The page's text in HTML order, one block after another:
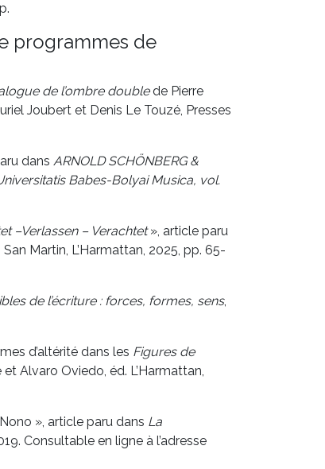
programmes de
de l’ombre doublede Pierre
Joubert et Denis Le Touzé, Presses
dans ARNOLD SCHÖNBERG &
Babes-Bolyai Musica, vol.
–Verlassen – Verachtet», article paru
Martin, L’Harmattan, 2025, pp. 65-
de l’écriture : forces, formes, sens,
d’altérité dans les Figures de
Alvaro Oviedo, éd. L’Harmattan,
», article paru dans La
Consultable en ligne à l’adresse